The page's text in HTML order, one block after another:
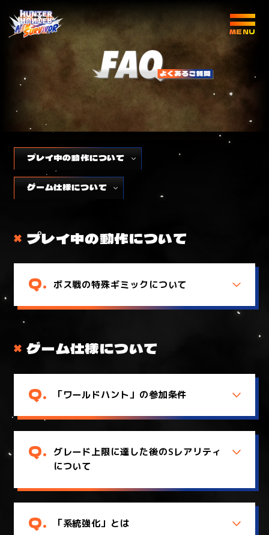
プレイ中の動作について
ゲーム仕様について
プレイ中の動作について
ボス戦の特殊ギミックについて
ゲーム仕様について
「ワールドハント」の参加条件
グレード上限に達した後のSレアリティ
について
「系統強化」とは